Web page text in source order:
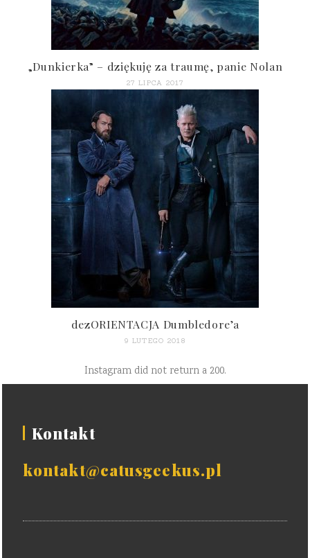
„Dunkierka” – dziękuję za traumę, panie Nolan
27 LIPCA 2017
dezORIENTACJA Dumbledore’a
9 LUTEGO 2018
Instagram did not return a 200.
Kontakt
kontakt@catusgeekus.pl